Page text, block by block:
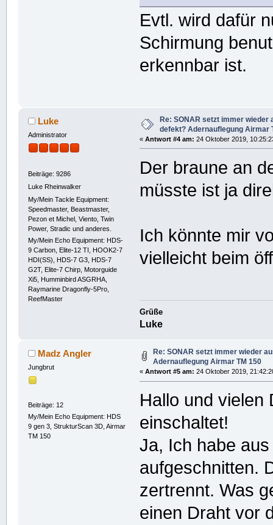
Evtl. wird dafür
Schirmung
erkennbar ist.
Luke
Administrator
Beiträge: 9286
Luke Rheinwalker
My/Mein Tackle Equipment:
Speedmaster, Beastmaster,
Pezon et Michel, Viento, Twin
Power, Stradic und anderes.
My/Mein Echo Equipment: HDS-
9 Carbon, Elite-12 TI, HOOK2-7
HDI(SS), HDS-7 G3, HDS-7
G2T, Elite-7 Chirp, Motorguide
Xi5, Humminbird ASGRHA,
Raymarine Dragonfly-5Pro,
ReefMaster
Re: SONAR setzt immer wieder
defekt? Adernauflegung Airmar
«Antwort #4 am: 24 Oktober 2019,
Der braune an
müsste ist ja
Ich könnte mir
vielleicht beim
Grüße
Luke
Madz Angler
Jungbrut
Beiträge: 12
My/Mein Echo Equipment: HDS
9 gen 3, StrukturScan 3D, Airmar
TM 150
Re: SONAR setzt immer wieder
Adernauflegung Airmar TM 150
«Antwort #5 am: 24 Oktober 2019,
Hallo und vielen
einschaltet!
Ja, Ich habe
aufgeschnitten.
zertrennt. Was
einen Draht vor